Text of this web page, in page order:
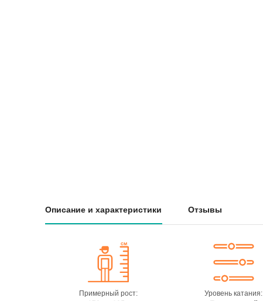
Описание и характеристики Отзывы
Примерный рост:
Уровень катания: